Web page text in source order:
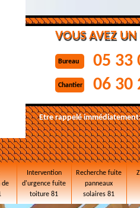
VOUS AVEZ UN
Bureau 05 33
Chantier 06 30
Etre rappelé
de
Intervention
d'urgence fuite
toiture 81
Recherche fuite
panneaux
solaires 81